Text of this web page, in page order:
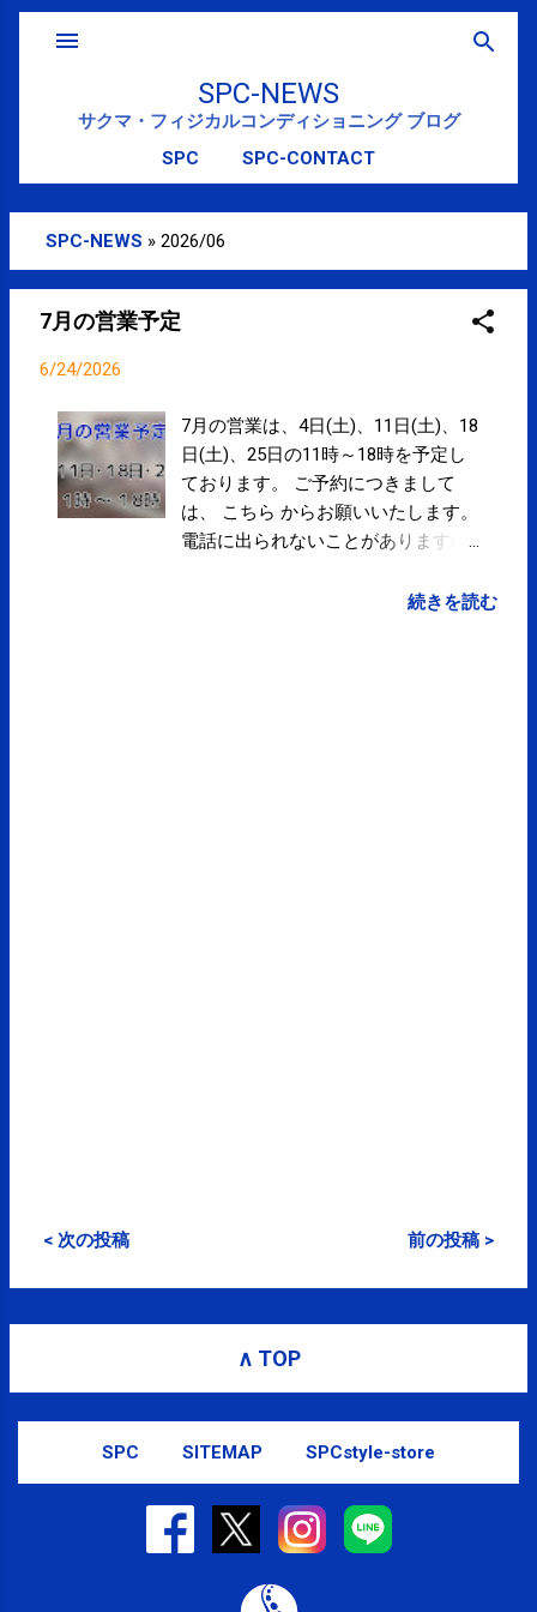
SPC-NEWS
サクマ・フィジカルコンディショニング ブログ
SPC
SPC-CONTACT
稿
SPC-NEWS » 2026/06
7月の営業予定
6/24/2026
7月の営業は、4日(土)、11日(土)、18
日(土)、25日の11時～18時を予定し
ております。 ご予約につきまして
は、 こちら からお願いいたします。
電話に出られないことがありますの
SMS（ショートメッセージ）や LINE
続きを読む
< 次の投稿 前の投稿 >
∧ TOP
SPC SITEMAP SPCstyle-store